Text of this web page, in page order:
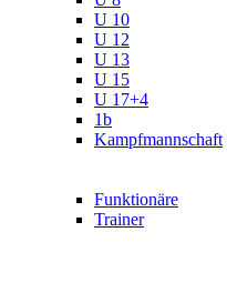
U 10
U 12
U 13
U 15
U 17+4
1b
Kampfmannschaft
Funktionäre
Trainer